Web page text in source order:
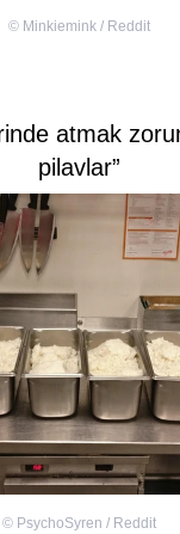
© Minkiemink / Reddit
atmak
pilavlar”
© PsychoSyren / Reddit